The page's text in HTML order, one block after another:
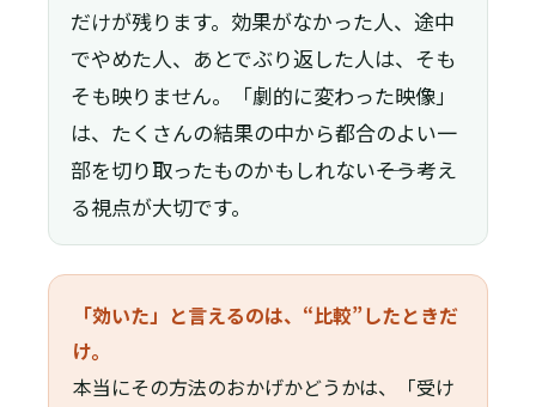
だけが残ります。効果がなかった人、途中
でやめた人、あとでぶり返した人は、そも
そも映りません。「劇的に変わった映像」
は、たくさんの結果の中から都合のよい一
部を切り取ったものかもしれない――そう考え
る視点が大切です。
「効いた」と言えるのは、“比較”したときだ
け。
本当にその方法のおかげかどうかは、「受け